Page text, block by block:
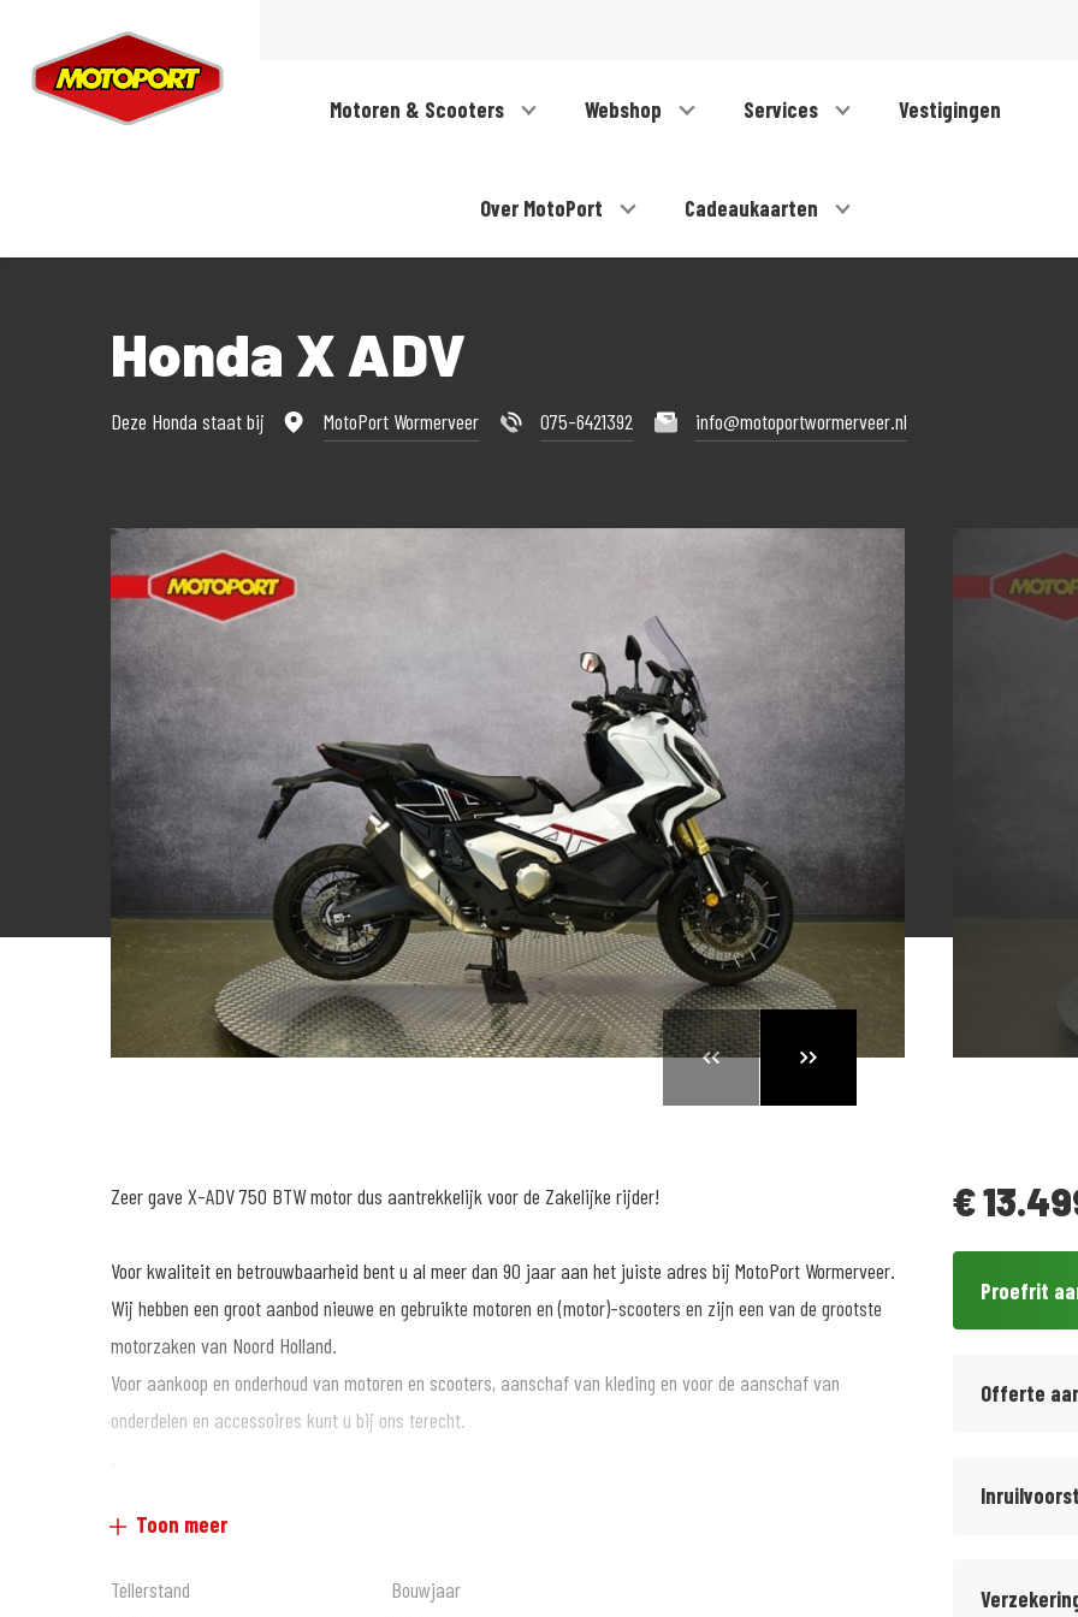
Motoren & Scooters Webshop Services Vestigingen
Over MotoPort Cadeaukaarten
Honda X ADV
Deze Honda staat bij MotoPort Wormerveer 075-6421392 info@motoportwormerveer.nl
Zeer gave X-ADV 750 BTW motor dus aantrekkelijk voor de Zakelijke rijder!
Voor kwaliteit en betrouwbaarheid bent u al meer dan 90 jaar aan het juiste adres bij MotoPort Wormerveer.
Wij hebben een groot aanbod nieuwe en gebruikte motoren en (motor)-scooters en zijn een van de grootste
motorzaken van Noord Holland.
Voor aankoop en onderhoud van motoren en scooters, aanschaf van kleding en voor de aanschaf van
onderdelen en accessoires kunt u bij ons terecht.
Voor onze GEBRUIKTE motoren bieden wij tegen een tarief van € 299,- 12 maanden BOVAG garantie aan.
Toon meer
Tellerstand
Bouwjaar
€
Proefrit
Offerte